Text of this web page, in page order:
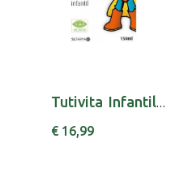
Tutivita Infantil Xarope 150 Ml sol oral mL
€ 16,99